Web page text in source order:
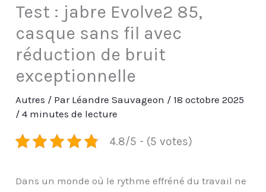
Test : jabre Evolve2 85,
casque sans fil avec
réduction de bruit
exceptionnelle
Autres / Par Léandre Sauvageon / 18 octobre 2025
/4 minutes de lecture
4.8/5 - (5 votes)
Dans un monde où le rythme effréné du travail ne